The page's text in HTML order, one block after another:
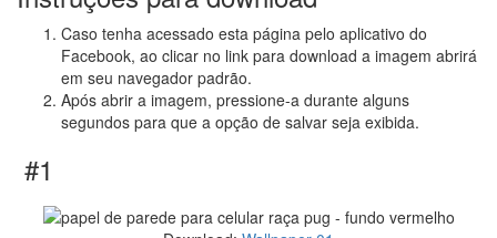
Caso tenha acessado esta página pelo aplicativo do
Facebook, ao clicar no link para download a imagem abrirá
em seu navegador padrão.
Após abrir a imagem, pressione-a durante alguns
segundos para que a opção de salvar seja exibida.
#1